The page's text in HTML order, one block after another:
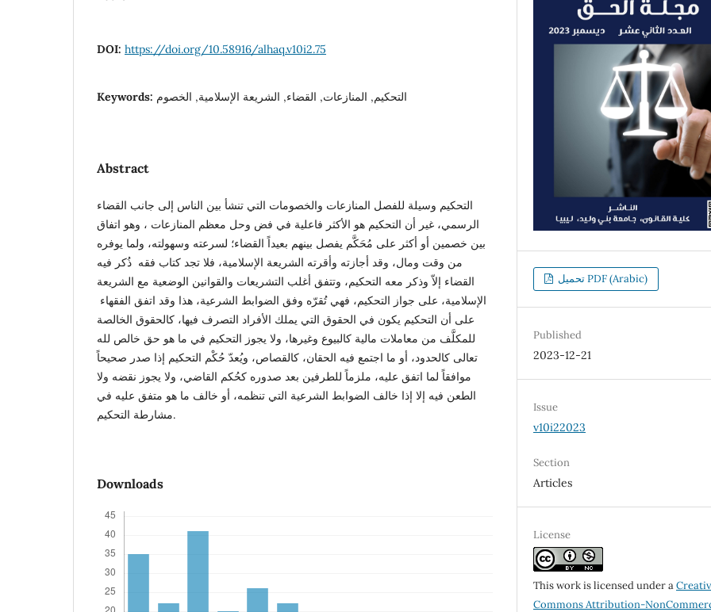
DOI: https://doi.org/10.58916/alhaq.v10i2.75
Keywords: التحكيم, المنازعات, القضاء, الشريعة الإسلامية, الخصوم
Abstract
التحكيم وسيلة للفصل المنازعات والخصومات التي تنشأ بين الناس إلى جانب القضاء
الرسمي، غير أن التحكيم هو الأكثر فاعلية في فض وحل معظم المنازعات ، وهو اتفاق
بين خصمين أو أكثر على مُحَكَّم يفصل بينهم بعيداً القضاء؛ لسرعته وسهولته، ولما يوفره
من وقت ومال، وقد أجازته وأقرته الشريعة الإسلامية، فلا تجد كتاب فقه ذُكر فيه
القضاء إلاّ وذكر معه التحكيم، وتتفق أغلب التشريعات والقوانين الوضعية مع الشريعة
الإسلامية، على جواز التحكيم، فهي تُقرّه وفق الضوابط الشرعية، هذا وقد اتفق الفقهاء
على أن التحكيم يكون في الحقوق التي يملك الأفراد التصرف فيها، كالحقوق الخالصة
للمكلَّف من معاملات مالية كالبيوع وغيرها، ولا يجوز التحكيم في ما هو حق خالص لله
تعالى كالحدود، أو ما اجتمع فيه الحقان، كالقصاص، ويُعدّ حُكْم التحكيم إذا صدر صحيحاً
موافقاً لما اتفق عليه، ملزماً للطرفين بعد صدوره كحُكم القاضي، ولا يجوز نقضه ولا
الطعن فيه إلا إذا خالف الضوابط الشرعية التي تنظمه، أو خالف ما هو متفق عليه في
مشارطة التحكيم.
Downloads
تحميل PDF (Arabic)
Published
2023-12-21
Issue
v10i22023
Section
Articles
License
This work is licensed under a
Commons Attribution-